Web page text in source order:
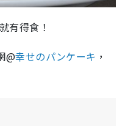
有得食！
@幸せのパンケーキ ，